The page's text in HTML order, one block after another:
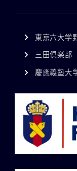
東京六大学
三田倶楽部
慶應義塾大